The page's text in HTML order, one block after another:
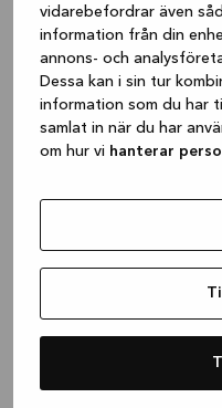
vidarebefordrar även
information från din
annons- och
Dessa kan i sin tur
information som du har
samlat in när du har
om hur vi hanterar